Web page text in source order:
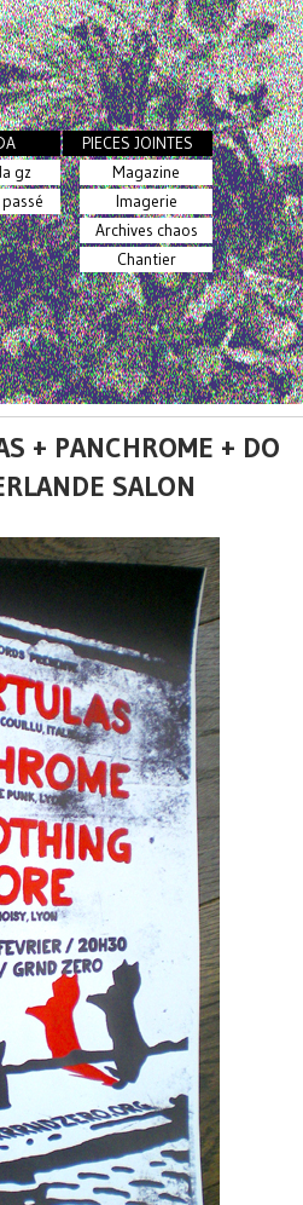
gz
PIECES JOINTES
Magazine
Imagerie
Archives chaos
Chantier
+ PANCHROME + DO
SALON